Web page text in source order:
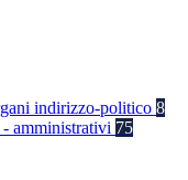
indirizzo-politico 8
amministrativi 75